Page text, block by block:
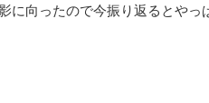
に向ったので今振り返るとやっ